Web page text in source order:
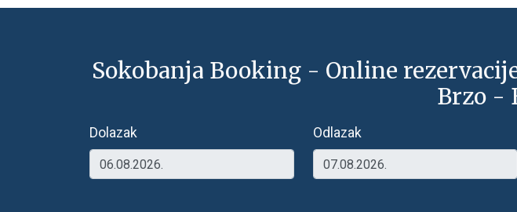
Sokobanja Booking - Online
Brzo -
Dolazak Odlazak